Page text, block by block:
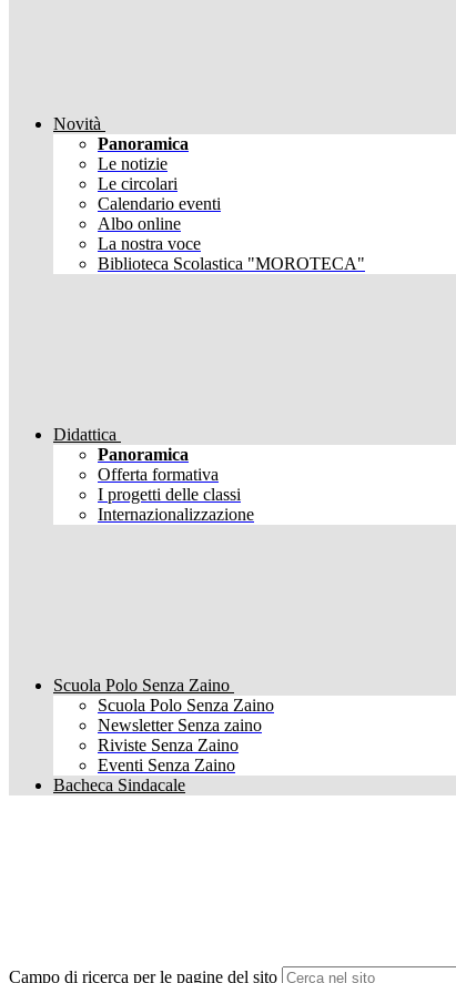
Novità
Panoramica
Le notizie
Le circolari
Calendario eventi
Albo online
La nostra voce
Biblioteca Scolastica "MOROTECA"
Didattica
Panoramica
Offerta formativa
I progetti delle classi
Internazionalizzazione
Scuola Polo Senza Zaino
Scuola Polo Senza Zaino
Newsletter Senza zaino
Riviste Senza Zaino
Eventi Senza Zaino
Bacheca Sindacale
Campo di ricerca per le pagine del sito